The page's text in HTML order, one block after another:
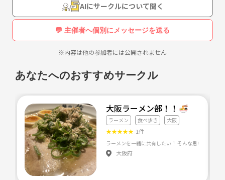
AIにサークルについて聞く
💬 主催者へ個別にメッセージを送る
※内容は他の参加者には公開されません
あなたへのおすすめサークル
大阪ラーメン部！！🍜
ラーメン 食べ歩き 大阪
★★★★★ 1件
大阪府